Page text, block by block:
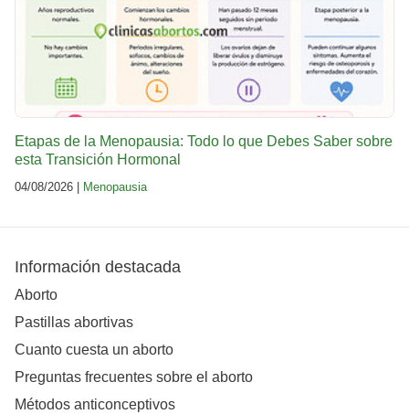
Etapas de la Menopausia: Todo lo que Debes Saber sobre
esta Transición Hormonal
04/08/2026 | Menopausia
Información destacada
Aborto
Pastillas abortivas
Cuanto cuesta un aborto
Preguntas frecuentes sobre el aborto
Métodos anticonceptivos